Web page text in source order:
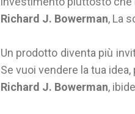
Richard J. Bowerman, La
Un prodotto diventa più
Se vuoi vendere la tua
Richard J. Bowerman,